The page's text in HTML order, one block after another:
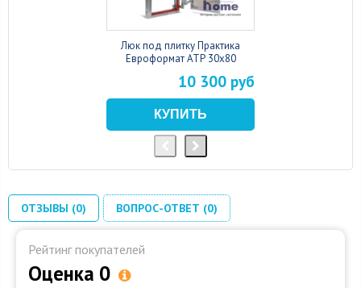
Люк под плитку Практика
Евроформат АТР 30x80
10 300 руб
ОТЗЫВЫ (0) ВОПРОС-ОТВЕТ (0)
Рейтинг покупателей
Оценка 0